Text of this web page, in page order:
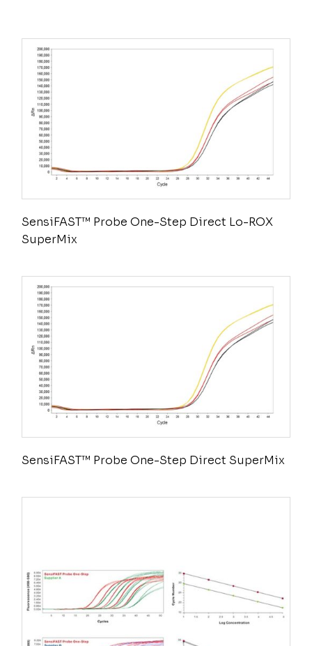
SensiFAST™ Probe One-Step Direct Lo-ROX
SuperMix
SensiFAST™ Probe One-Step Direct SuperMix